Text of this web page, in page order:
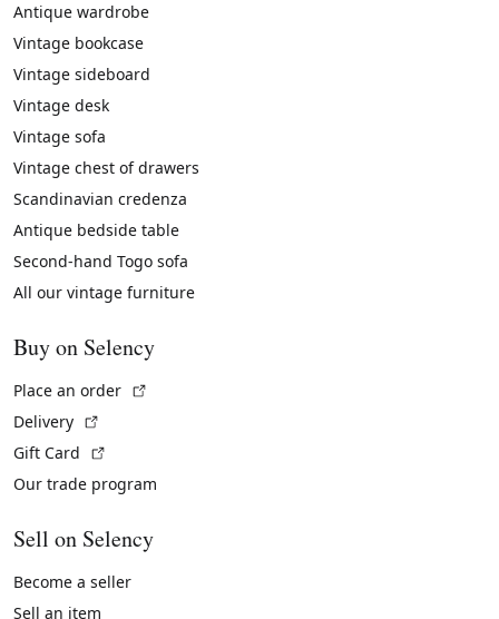
Antique wardrobe
Vintage bookcase
Vintage sideboard
Vintage desk
Vintage sofa
Vintage chest of drawers
Scandinavian credenza
Antique bedside table
Second-hand Togo sofa
All our vintage furniture
Buy on Selency
Place an order
Delivery
Gift Card
Our trade program
Sell on Selency
Become a seller
Sell an item